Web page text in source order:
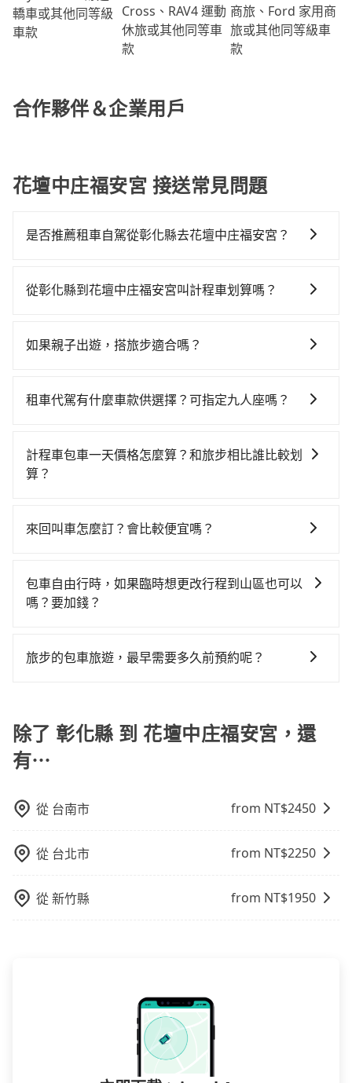
轎車或其他同等級
車款
Cross、RAV4 運動
休旅或其他同等車
款
商旅、Ford 家用商
旅或其他同等級車
款
合作夥伴＆企業用戶
花壇中庄福安宮 接送常見問題
是否推薦租車自駕從彰化縣去花壇中庄福安宮？
對的時間彈性，最重要的是你當天就要來回，那在彰化
公里再額外加收$3.2，從彰化縣（花壇鄉）到花壇中庄
eTag和可能的每小時40元路邊停車費用預估進去，但額
Vios這類乘坐體驗較差的車款，如果人數超過四位，更
是沒有較大的七人座或九人座可供選擇，而且無人租車
都好像在開樂透一樣。另外，偶爾也會遇到明明已經預
客的人來說就有不小的風險。最後，雖然路邊隨租隨還
看似方便，但實際使用時還是有其區域的限制，實際可
從彰化縣到花壇中庄福安宮叫計程車划算嗎？
灣大車隊、Uber和Yoxi，如果在路邊攔不到車，也可考
610~700元間。不過彰化縣僅有合法計程車約1,640輛，
車司機不按錶計費，約有25%會採現場議價，建議最好
先上網預約，以免當場被坑受騙。雖然彰化縣到花壇中
人以上，分坐兩台計程車就不太方便，反而能事先預約
如果親子出遊，搭旅步適合嗎？
椅及兒童用增高墊供您選購(租借300元/個)，讓您和孩子
租車代駕有什麼車款供選擇？可指定九人座嗎？
型車為主，車款品牌以豐田Toyota、福特Ford、福斯
VW為主，其中也有少量進口車像凌志Lexus、特斯拉
特殊需求或人數較多，需要大T保母車、20人座中巴、
計程車包車一天價格怎麼算？和旅步相比誰比較划
算？
格通常是根據時間或距離來計算，而且在不同城市和地
之前，最好先詢問清楚具體價格和注意事項。相比之
下，旅步的包車服務價格相對更為透明和具體，一般是
用。
來回叫車怎麼訂？會比較便宜嗎？
趟車的資訊，所以如果需要來回叫車，請分兩筆訂單預
定。至於價格已經市場最優惠，並無特別針對來回車趟
包車自由行時，如果臨時想更改行程到山區也可以
嗎？要加錢？
旅步可能會根據行經的路線是否超過海拔1500公尺來進
心地享受旅步為您提供的服務。
旅步的包車旅遊，最早需要多久前預約呢？
以不妨趁早訂購，享受更划算的價格。
除了 彰化縣 到 花壇中庄福安宮，還
有⋯
從 台南市 from NT$2450
從 台北市 from NT$2250
從新竹縣 from NT$1950